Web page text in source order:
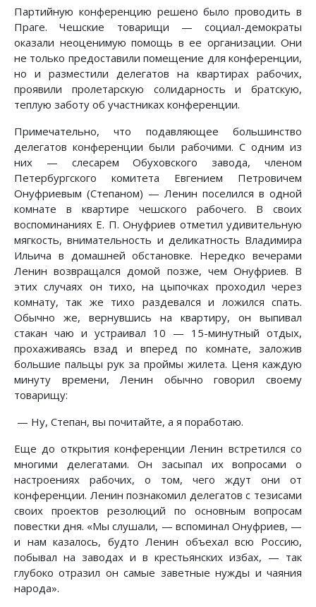
Партийную конференцию решено было проводить в
Праге. Чешские товарищи — социал-демократы
оказали неоценимую помощь в ее организации. Они
не только предоставили помещение для конференции,
но и разместили делегатов на квартирах рабочих,
проявили пролетарскую солидарность и братскую,
теплую заботу об участниках конференции.
Примечательно, что подавляющее большинство
делегатов конференции были рабочими. С одним из
них — слесарем Обуховского завода, членом
Петербургского комитета Евгением Петровичем
Онуфриевым (Степаном) — Ленин поселился в одной
комнате в квартире чешского рабочего. В своих
воспоминаниях Е. П. Онуфриев отметил удивительную
мягкость, внимательность и деликатность Владимира
Ильича в домашней обстановке. Нередко вечерами
Ленин возвращался домой позже, чем Онуфриев. В
этих случаях он тихо, на цыпочках проходил через
комнату, так же тихо раздевался и ложился спать.
Обычно же, вернувшись на квартиру, он выпивал
стакан чаю и устраивал 10 — 15-минутный отдых,
прохаживаясь взад и вперед по комнате, заложив
большие пальцы рук за проймы жилета. Ценя каждую
минуту времени, Ленин обычно говорил своему
товарищу:
— Ну, Степан, вы почитайте, а я поработаю.
Еще до открытия конференции Ленин встретился со
многими делегатами. Он засыпал их вопросами о
настроениях рабочих, о том, чего ждут они от
конференции. Ленин познакомил делегатов с тезисами
своих проектов резолюций по основным вопросам
повестки дня. «Мы слушали, — вспоминал Онуфриев, —
и нам казалось, будто Ленин объехал всю Россию,
побывал на заводах и в крестьянских избах, — так
глубоко отразил он самые заветные нужды и чаяния
народа».